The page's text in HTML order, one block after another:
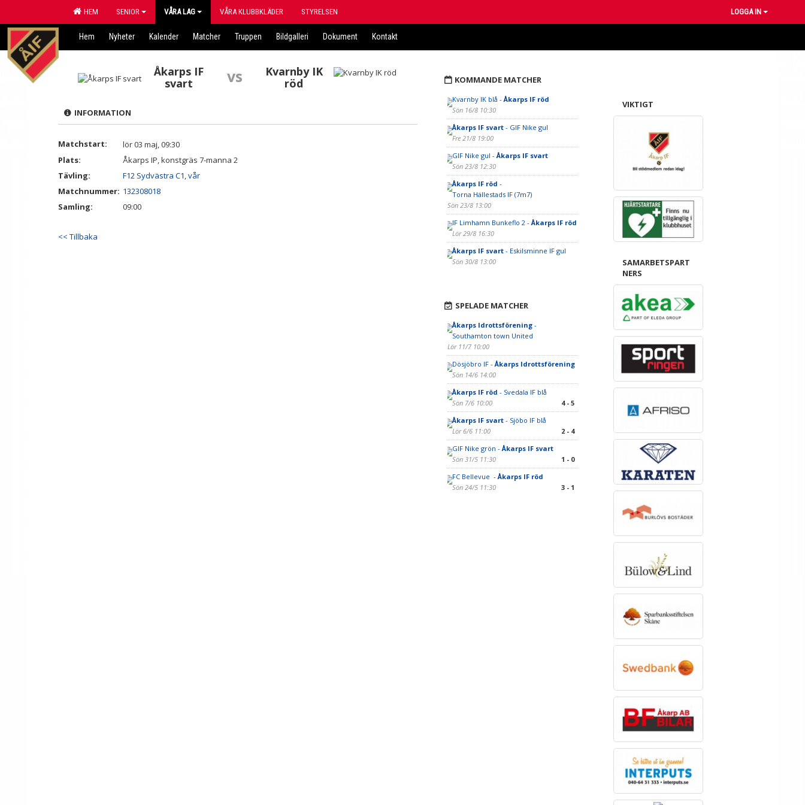
HEM SENIOR VÅRA LAG VÅRA KLUBBKLÄDER STYRELSEN LOGGA IN
Hem Nyheter Kalender Matcher Truppen Bildgalleri Dokument Kontakt
Åkarps IF
svart
vs
Kvarnby IK
röd
INFORMATION
Matchstart:
lör 03 maj, 09:30
Plats:
Åkarps IP, konstgräs 7-manna 2
Tävling:
F12 Sydvästra C1, vår
Matchnummer: 132308018
Samling:
09:00
<< Tillbaka
KOMMANDE MATCHER
Kvarnby IK blå -Åkarps IF röd
Sön 16/8 10:30
Åkarps IF svart- GIF Nike gul
Fre 21/8 19:00
GIF Nike gul -Åkarps IF svart
Sön 23/8 12:30
Åkarps IF röd -
Torna Hällestads IF (7m7)
Sön 23/8 13:00
IF Limhamn Bunkeflo 2 -Åkarps IF röd
Lör 29/8 16:30
Åkarps IF svart- Eskilsminne IF gul
Sön 30/8 13:00
SPELADE MATCHER
Åkarps Idrottsförening-
Southamton town United
Lör 11/7 10:00
Dösjöbro IF -Åkarps Idrottsförening
Sön 14/6 14:00
Åkarps IF röd - Svedala IF blå
Sön 7/6 10:00
4 - 5
Åkarps IF svart- Sjöbo IF blå
Lör 6/6 11:00
2 - 4
GIF Nike grön -Åkarps IF svart
Sön 31/5 11:30
1 - 0
FC Bellevue -Åkarps IF röd
Sön 24/5 11:30
3 - 1
VIKTIGT
SAMARBETSPART
NERS